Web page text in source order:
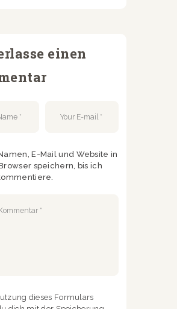
einen
E-Mail und Website in
speichern, bis ich
dieses Formulars